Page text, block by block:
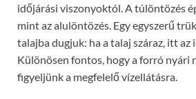
időjárási viszonyoktól. A túlöntözés
mint az alulöntözés. Egy egyszerű
talajba dugjuk: ha a talaj száraz, itt az
Különösen fontos, hogy a forró nyári
figyeljünk a megfelelő vízellátásra.